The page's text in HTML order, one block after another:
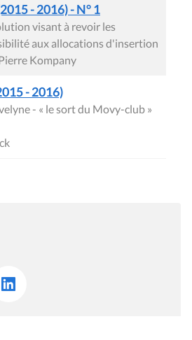
- 2016) - N° 1
visant à revoir les
aux allocations d'insertion
Kompany
- 2016)
- « le sort du Movy-club »